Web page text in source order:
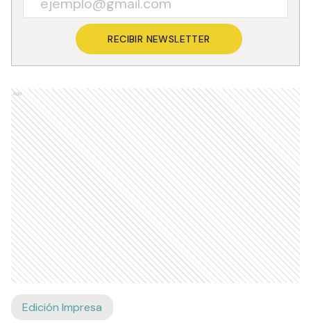
RECIBIR NEWSLETTER
Ads
Edición Impresa